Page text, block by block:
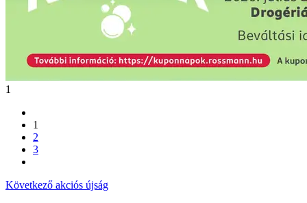
1
1
2
3
Következő akciós újság